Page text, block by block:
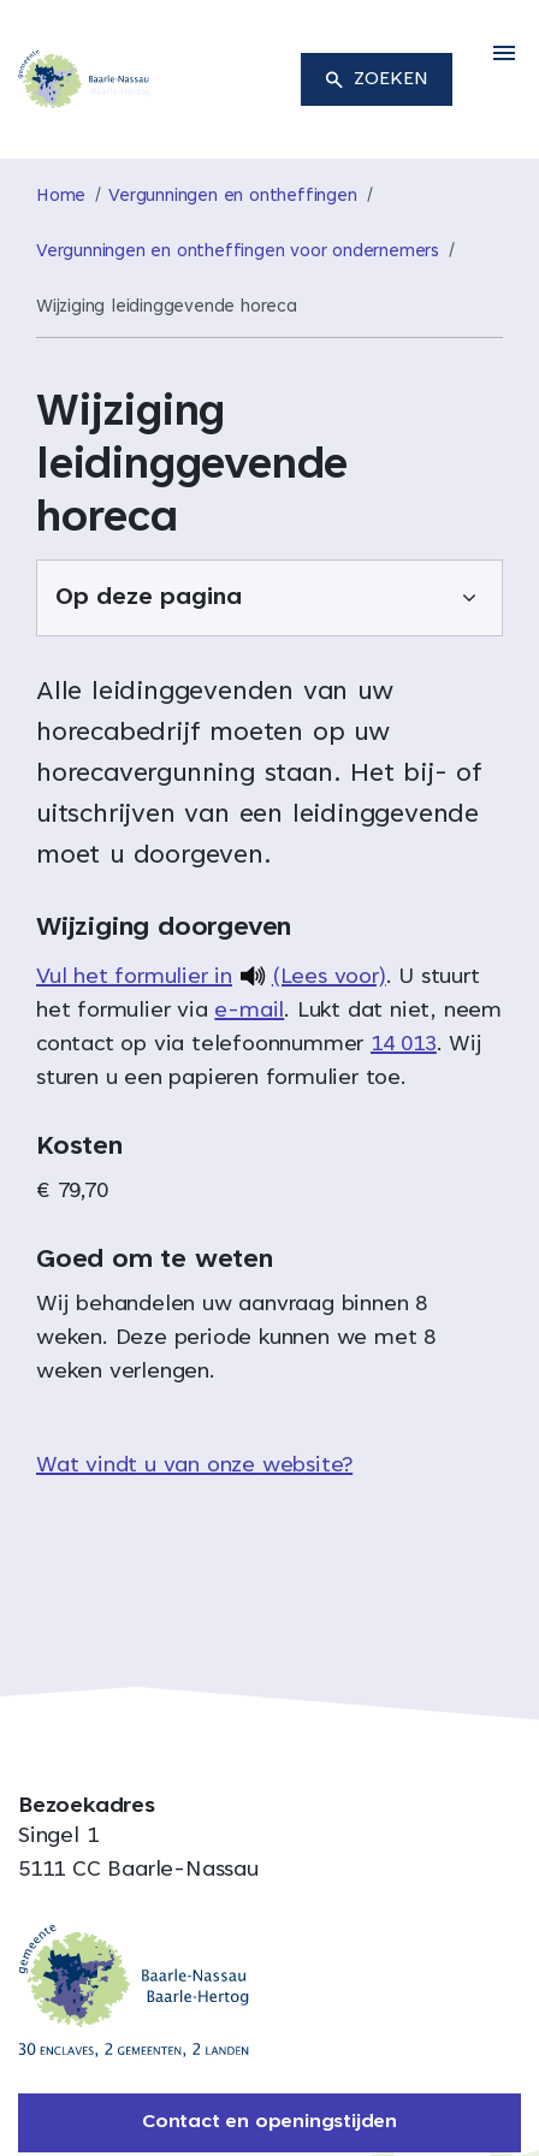
ZOEKEN
Home Vergunningen en ontheffingen
Vergunningen en ontheffingen voor ondernemers
Wijziging leidinggevende horeca
Wijziging
leidinggevende
horeca
Op deze pagina
Alle leidinggevenden van uw
horecabedrijf moeten op uw
horecavergunning staan. Het bij- of
uitschrijven van een leidinggevende
moet u doorgeven.
Wijziging doorgeven
Vul het formulier in (Lees voor). U stuurt
het formulier via e-mail. Lukt dat niet, neem
contact op via telefoonnummer 14 013. Wij
sturen u een papieren formulier toe.
Kosten
€ 79,70
Goed om te weten
Wij behandelen uw aanvraag binnen 8
weken. Deze periode kunnen we met 8
weken verlengen.
Wat vindt u van onze website?
Bezoekadres
Singel 1
5111 CC Baarle-Nassau
Contact en openingstijden